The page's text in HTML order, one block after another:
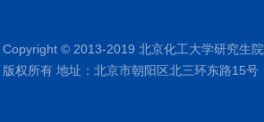
Copyright © 2013-2019 北京化工大学研究生院
版权所有 地址：北京市朝阳区北三环东路15号